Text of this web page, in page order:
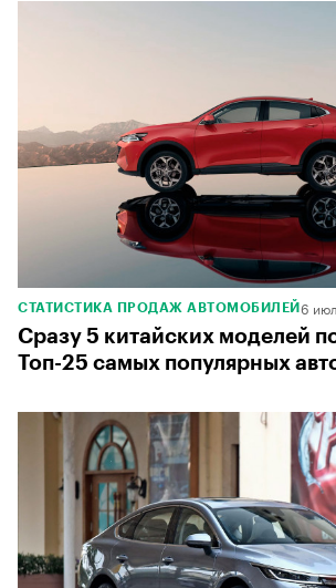
СТАТИСТИКА ПРОДАЖ АВТОМОБИЛЕЙ 6
Сразу 5 китайских моделей
Топ-25 самых популярных